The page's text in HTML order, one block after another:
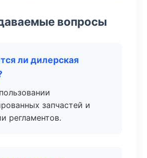
вопросы
ли дилерская
запчастей и
регламентов.